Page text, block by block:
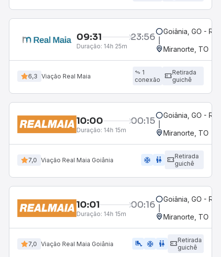
09:31 23:56
Duração: 14h 25m
Goiânia, GO -
Miranorte, TO
6,3 Viação Real Maia
1
conexão
Retirada
guichê
10:00 00:15
Duração: 14h 15m
Goiânia, GO -
Miranorte, TO
7,0 Viação Real Maia Goiânia ac_unit wc
Retirada
guichê
10:01 00:16
Duração: 14h 15m
Goiânia, GO -
Miranorte, TO
7,0 Viação Real Maia Goiânia airline_seat_legroom_extra ac_unit wc
Retirada
guichê